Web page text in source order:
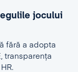
jocului
fără a adopta
transparența